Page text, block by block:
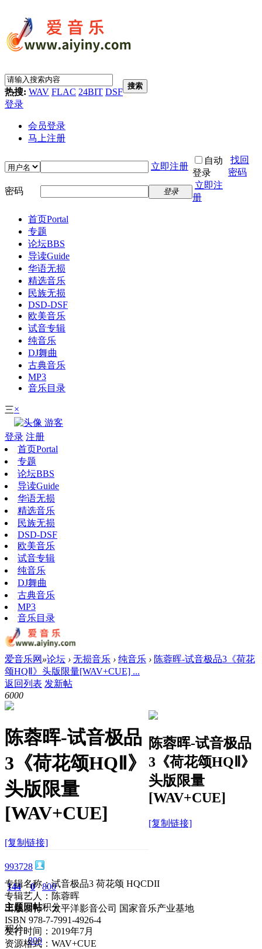
热搜: WAV FLAC 24BIT DSF
搜索
登录
会员登录
马上注册
立即注册
自动
登录
找回
密码
密码
登录
立即注
册
首页Portal
专题
论坛BBS
导读Guide
华语无损
精选音乐
民族无损
DSD-DSF
欧美音乐
试音专辑
纯音乐
DJ舞曲
古典音乐
MP3
音乐目录
三×
游客
登录 注册
首页Portal
专题
论坛BBS
导读Guide
华语无损
精选音乐
民族无损
DSD-DSF
欧美音乐
试音专辑
纯音乐
DJ舞曲
古典音乐
MP3
音乐目录
爱音乐网 »论坛 › 无损音乐 › 纯音乐 › 陈蓉晖-试音极品3《荷花
颂HQⅡ》头版限量[WAV+CUE] ...
返回列表 发新帖
6000
陈蓉晖-试音极品
3《荷花颂HQⅡ》
头版限量
[WAV+CUE]
[复制链接]
陈蓉晖-试音极品
3《荷花颂HQⅡ》
头版限量
[WAV+CUE]
[复制链接]
993728
144
主题
0
回帖
800
积分
积分
800
专辑名称：试音极品3 荷花颂 HQCDII
专辑艺人：陈蓉晖
出版发行：太平洋影音公司 国家音乐产业基地
ISBN 978-7-7991-4926-4
发行时间：2019年7月
资源格式：WAV+CUE